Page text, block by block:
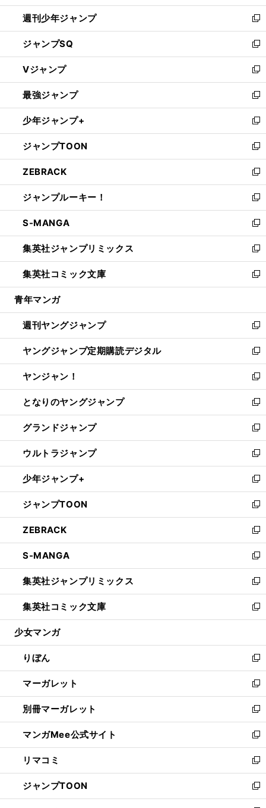
開
く
週刊少年ジャンプ
新
し
い
ウ
ィ
ン
ド
ウ
で
開
く
ジャンプSQ
新
し
い
ウ
ィ
ン
ド
ウ
で
開
く
Vジャンプ
新
し
い
ウ
ィ
ン
ド
ウ
で
開
く
最強ジャンプ
新
し
い
ウ
ィ
ン
ド
ウ
で
開
く
少年ジャンプ+
新
し
い
ウ
ィ
ン
ド
ウ
で
開
く
ジャンプTOON
新
し
い
ウ
ィ
ン
ド
ウ
で
開
く
ZEBRACK
新
し
い
ウ
ィ
ン
ド
ウ
で
開
ジャンプルーキー！
新
し
い
ウ
ィ
ン
ド
ウ
開
く
S-MANGA
新
し
い
ウ
ィ
ン
ウ
で
開
く
集英社ジャンプリミックス
新
し
い
ウ
ン
ド
ウ
で
開
く
集英社コミック文庫
新
し
ウ
ィ
ン
ド
ウ
で
開
く
青年マンガ
週刊ヤングジャンプ
新
し
い
ウ
ィ
ン
ド
ウ
で
開
く
ヤングジャンプ定期購読デジタル
新
し
い
ウ
ィ
ン
ド
ウ
で
開
く
ヤンジャン！
新
し
い
ウ
ィ
ン
ド
ウ
で
開
く
となりのヤングジャンプ
新
し
い
ウ
ィ
ン
ド
ウ
で
開
く
グランドジャンプ
新
し
い
ウ
ィ
ン
ド
ウ
で
開
く
ウルトラジャンプ
新
し
い
ウ
ィ
ン
ド
ウ
で
開
く
少年ジャンプ+
新
し
い
ウ
ィ
ン
ド
ウ
で
開
く
ジャンプTOON
新
し
い
ウ
ィ
ン
ド
ウ
で
開
ZEBRACK
新
し
い
ウ
ィ
ン
ド
ウ
開
く
S-MANGA
新
し
い
ウ
ィ
ン
ウ
で
開
く
集英社ジャンプリミックス
新
し
い
ウ
ン
ド
ウ
で
開
く
集英社コミック文庫
新
し
ウ
ィ
ン
ド
ウ
で
開
く
少女マンガ
りぼん
新
し
い
ウ
ィ
ン
ド
ウ
で
開
く
マーガレット
新
し
い
ウ
ィ
ン
ド
ウ
で
開
別冊マーガレット
新
し
い
ウ
ィ
ン
ド
ウ
マンガMee公式サイト
新
し
い
ウ
ィ
ン
リマコミ
新
し
い
ウ
ジャンプTOON
新
し